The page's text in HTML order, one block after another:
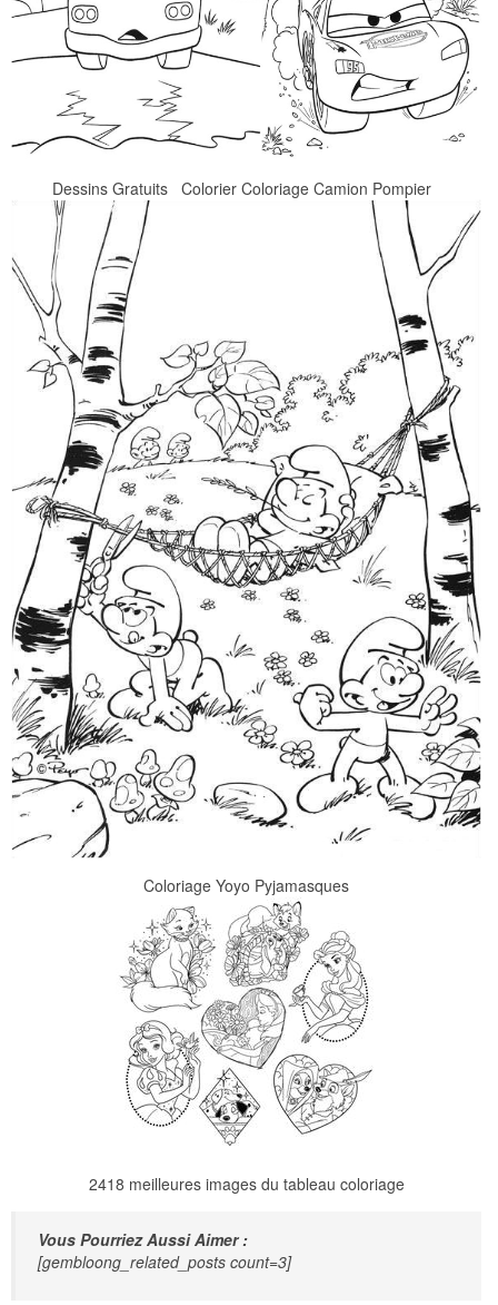
Dessins Gratuits Colorier Coloriage Camion Pompier
Coloriage Yoyo Pyjamasques
2418 meilleures images du tableau coloriage
Vous Pourriez Aussi Aimer :
[gembloong_related_posts count=3]